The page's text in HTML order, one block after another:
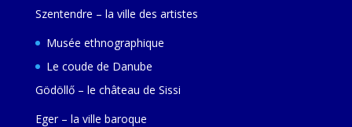
Szentendre – la ville des artistes
Musée ethnographique
Le coude de Danube
Gödöllő – le château de Sissi
Eger – la ville baroque